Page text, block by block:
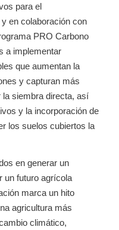
para el
en colaboración con
PRO Carbono
a implementar
que aumentan la
y capturan más
la siembra directa, así
y la incorporación de
los suelos cubiertos la
en generar un
un futuro agrícola
marca un hito
agricultura más
climático,